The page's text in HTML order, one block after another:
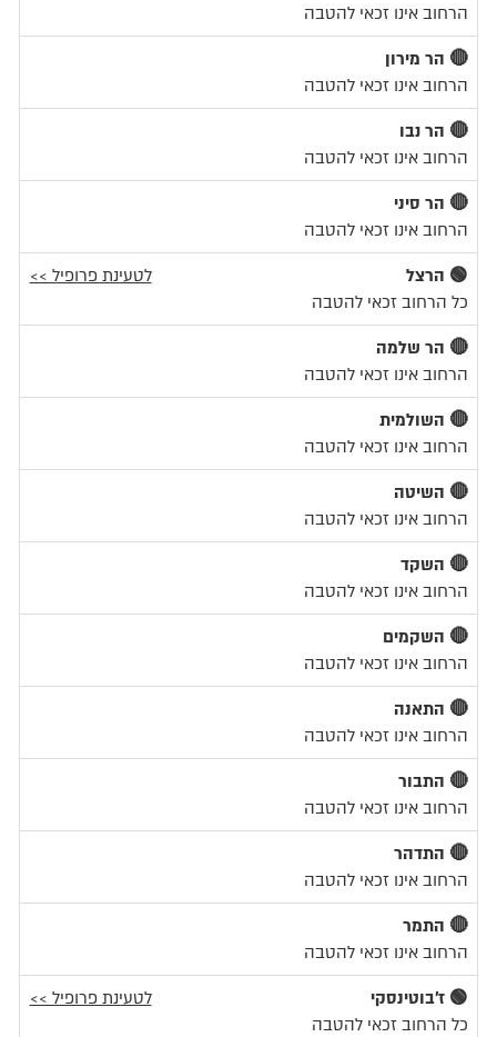
הרחוב אינו זכאי להטבה
🔴 הר מירון
הרחוב אינו זכאי להטבה
🔴 הר נבו
הרחוב אינו זכאי להטבה
🔴 הר סיני
הרחוב אינו זכאי להטבה
🟢 הרצל
לטעינת פרופיל >>
כל הרחוב זכאי להטבה
🔴 הר שלמה
הרחוב אינו זכאי להטבה
🔴 השולמית
הרחוב אינו זכאי להטבה
🔴 השיטה
הרחוב אינו זכאי להטבה
🔴 השקד
הרחוב אינו זכאי להטבה
🔴 השקמים
הרחוב אינו זכאי להטבה
🔴 התאנה
הרחוב אינו זכאי להטבה
🔴 התבור
הרחוב אינו זכאי להטבה
🔴 התדהר
הרחוב אינו זכאי להטבה
🔴 התמר
הרחוב אינו זכאי להטבה
🟢 ז'בוטינסקי
לטעינת פרופיל >>
כל הרחוב זכאי להטבה